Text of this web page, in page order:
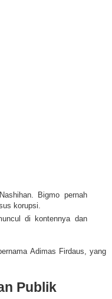
Bigmo pernah
korupsi.
di kontennya dan
Adimas Firdaus, yang
Publik